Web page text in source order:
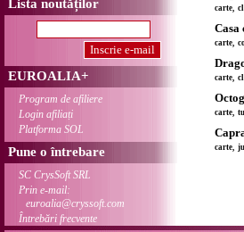
Lista noutăților
EUROALIA+
Program de afiliere
Login afiliați
Platforma SOL
Pune o întrebare
SC CrysSoft SRL
Prin e-mail:
euroalia@cryssoft.com
Întrebări frecvente
carte,
Casa
carte,
carte,
carte,
carte,